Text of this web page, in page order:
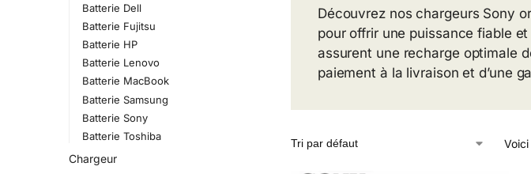
Découvrez nos chargeurs Sony
pour offrir une puissance fiable
assurent une recharge optimale
paiement à la livraison et d’une
Batterie Dell
Batterie Fujitsu
Batterie HP
Batterie Lenovo
Batterie MacBook
Batterie Samsung
Batterie Sony
Batterie Toshiba
Chargeur